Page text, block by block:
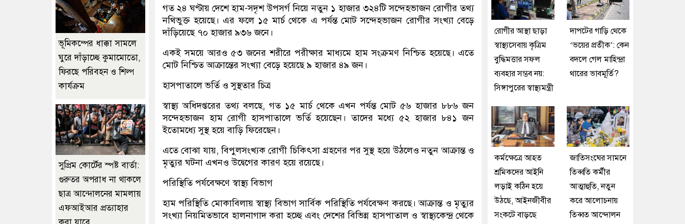
গত ২৪ ঘণ্টায় দেশে হাম-সদৃশ উপসর্গ নিয়ে নতুন ১ হাজার ৩২৪টি সন্দেহভাজন রোগীর তথ্য
নথিভুক্ত হয়েছে। এর ফলে ১৫ মার্চ থেকে এ পর্যন্ত মোট সন্দেহভাজন রোগীর সংখ্যা বেড়ে
দাঁড়িয়েছে ৭০ হাজার ৯৩৬ জনে।
একই সময়ে আরও ৫৩ জনের শরীরে পরীক্ষার মাধ্যমে হাম সংক্রমণ নিশ্চিত হয়েছে। এতে
মোট নিশ্চিত আক্রান্তের সংখ্যা বেড়ে হয়েছে ৯ হাজার ৪৯ জন।
হাসপাতালে ভর্তি ও সুস্থতার চিত্র
স্বাস্থ্য অধিদপ্তরের তথ্য বলছে, গত ১৫ মার্চ থেকে এখন পর্যন্ত মোট ৫৬ হাজার ৮৮৬ জন
সন্দেহভাজন হাম রোগী হাসপাতালে ভর্তি হয়েছেন। তাদের মধ্যে ৫২ হাজার ৮৪১ জন
ইতোমধ্যে সুস্থ হয়ে বাড়ি ফিরেছেন।
এতে বোঝা যায়, বিপুলসংখ্যক রোগী চিকিৎসা গ্রহণের পর সুস্থ হয়ে উঠলেও নতুন আক্রান্ত ও
মৃত্যুর ঘটনা এখনও উদ্বেগের কারণ হয়ে রয়েছে।
পরিস্থিতি পর্যবেক্ষণে স্বাস্থ্য বিভাগ
হাম পরিস্থিতি মোকাবিলায় স্বাস্থ্য বিভাগ সার্বিক পরিস্থিতি পর্যবেক্ষণ করছে। আক্রান্ত ও মৃত্যুর
সংখ্যা নিয়মিতভাবে হালনাগাদ করা হচ্ছে এবং দেশের বিভিন্ন হাসপাতাল ও স্বাস্থ্যকেন্দ্র থেকে
ভূমিকম্পের ধাক্কা সামলে
ঘুরে দাঁড়াচ্ছে কুমামোতো,
ফিরছে পরিবহন ও শিল্প
কার্যক্রম
সুপ্রিম কোর্টের স্পষ্ট বার্তা:
গুরুতর অপরাধ না থাকলে
ছাত্র আন্দোলনের মামলায়
এফআইআর প্রত্যাহার
রোগীর আস্থা ছাড়া
স্বাস্থ্যসেবায় কৃত্রিম
বুদ্ধিমত্তার সফল
ব্যবহার সম্ভব নয়:
সিঙ্গাপুরের স্বাস্থ্যমন্ত্রী
দাপটের গাড়ি থেকে
‘ভয়ের প্রতীক’: কেন
বদলে গেল মাহিন্দ্রা
থারের ভাবমূর্তি?
কর্মক্ষেত্রে আহত
শ্রমিকদের আইনি
লড়াই কঠিন হয়ে
উঠছে, আইনজীবীর
সংকটে বাড়ছে
জাতিসংঘের সামনে
তিব্বতি কর্মীর
আত্মাহুতি, নতুন
করে আলোচনায়
তিব্বত আন্দোলন